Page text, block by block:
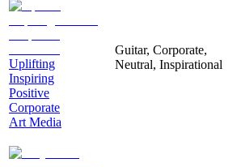
Uplifting
Inspiring
Positive
Corporate
Art Media
Guitar, Corporate,
Neutral, Inspirational